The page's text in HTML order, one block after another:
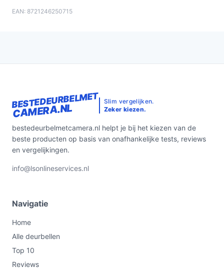
EAN: 8721246250715
BESTEDEURBELMET
CAMERA.NL
Slim vergelijken.
Zeker kiezen.
bestedeurbelmetcamera.nl helpt je bij het kiezen van de
beste producten op basis van onafhankelijke tests, reviews
en vergelijkingen.
info@lsonlineservices.nl
Navigatie
Home
Alle deurbellen
Top 10
Reviews